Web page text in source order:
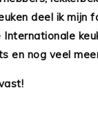
deel ik mijn
Internationale
en nog veel